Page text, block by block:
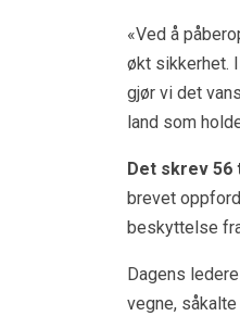
«Ved å
økt sikkerhet.
gjør vi det
land som
Det skrev
brevet
beskyttelse
Dagens
vegne,